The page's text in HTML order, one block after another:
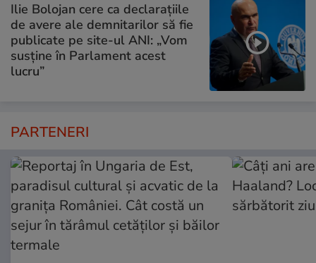
Ilie Bolojan cere ca declarațiile
de avere ale demnitarilor să fie
publicate pe site-ul ANI: „Vom
susține în Parlament acest
lucru”
PARTENERI